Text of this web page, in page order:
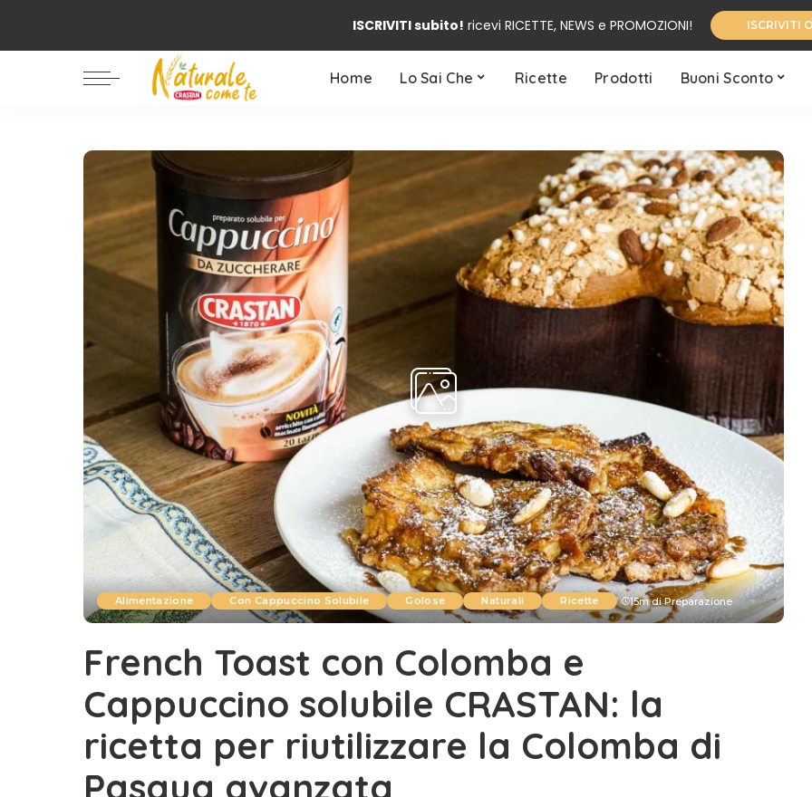
ISCRIVITI subito! ricevi RICETTE, NEWS e PROMOZIONI! ISCRIVITI
Home Lo Sai Che
Alimentazione
Benessere
Biologico
Ricette Prodotti Buoni Sconto
Alimentazione
Benessere
Biologico
Alimentazione Con Cappuccino Solubile Golose Naturali Ricette 15m di Preparazione
French Toast con Colomba e
Cappuccino solubile CRASTAN: la
ricetta per riutilizzare la Colomba di
Pasqua avanzata